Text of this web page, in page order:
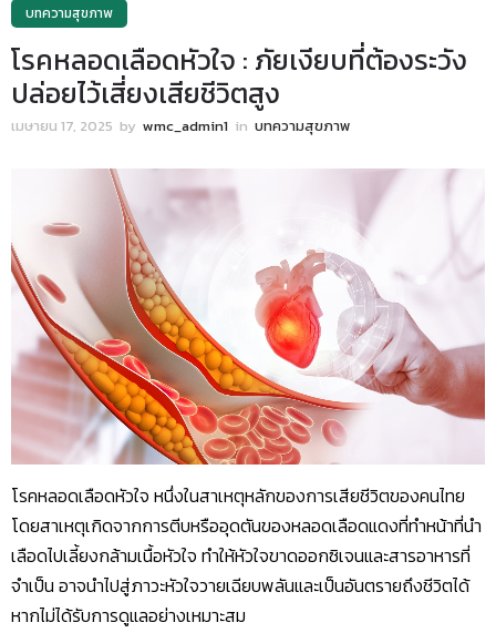
บทความสุขภาพ
โรคหลอดเลือดหัวใจ : ภัยเงียบที่ต้องระวัง
ปล่อยไว้เสี่ยงเสียชีวิตสูง
เมษายน 17, 2025 by wmc_admin1 in บทความสุขภาพ
โรคหลอดเลือดหัวใจ หนึ่งในสาเหตุหลักของการเสียชีวิตของคนไทย
โดยสาเหตุเกิดจากการตีบหรืออุดตันของหลอดเลือดแดงที่ทำหน้าที่นำ
เลือดไปเลี้ยงกล้ามเนื้อหัวใจ ทำให้หัวใจขาดออกซิเจนและสารอาหารที่
จำเป็น อาจนำไปสู่ภาวะหัวใจวายเฉียบพลันและเป็นอันตรายถึงชีวิตได้
หากไม่ได้รับการดูแลอย่างเหมาะสม